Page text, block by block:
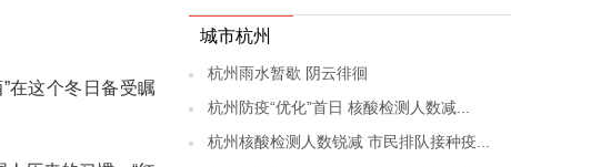
在这个冬日备受瞩
城市杭州
杭州雨水暂歇 阴云徘徊
杭州防疫“优化”首日 核酸检测人数减...
杭州核酸检测人数锐减 市民排队接种疫...